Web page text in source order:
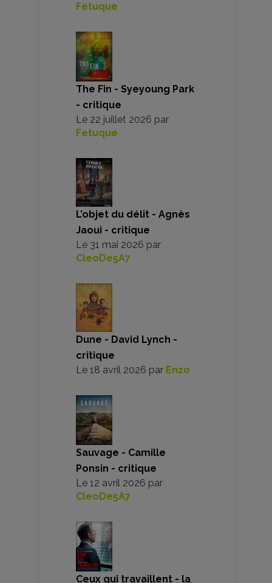
Fetuque
The Fin - Syeyoung Park
- critique
Le 22 juillet 2026 par
Fetuque
L’objet du délit - Agnès
Jaoui - critique
Le 31 mai 2026 par
CleoDe5A7
Dune - David Lynch -
critique
Le 18 avril 2026 par Enzo
Sauvage - Camille
Ponsin - critique
Le 12 avril 2026 par
CleoDe5A7
Ceux qui travaillent - la